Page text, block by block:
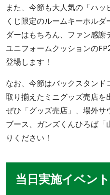
また、今節も大人気の「ハ
くじ限定のルームキーホル
ダーはもちろん、ファン感
ユニフォームクッションの
登場します！
なお、今節はバックスタン
取り揃えたミニグッズ売店を
ぜひ「グッズ売店」、場外サ
ブース、ガンズくんひろば
りください！
当日実施イベント